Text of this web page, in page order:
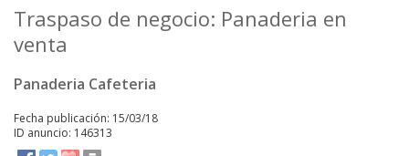
Traspaso de negocio: Panaderia en
venta
Panaderia Cafeteria
Fecha publicación: 15/03/18
ID anuncio: 146313